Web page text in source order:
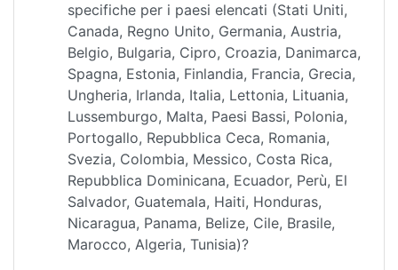
specifiche per i paesi elencati (Stati Uniti,
Canada, Regno Unito, Germania, Austria,
Belgio, Bulgaria, Cipro, Croazia, Danimarca,
Spagna, Estonia, Finlandia, Francia, Grecia,
Ungheria, Irlanda, Italia, Lettonia, Lituania,
Lussemburgo, Malta, Paesi Bassi, Polonia,
Portogallo, Repubblica Ceca, Romania,
Svezia, Colombia, Messico, Costa Rica,
Repubblica Dominicana, Ecuador, Perù, El
Salvador, Guatemala, Haiti, Honduras,
Nicaragua, Panama, Belize, Cile, Brasile,
Marocco, Algeria, Tunisia)?